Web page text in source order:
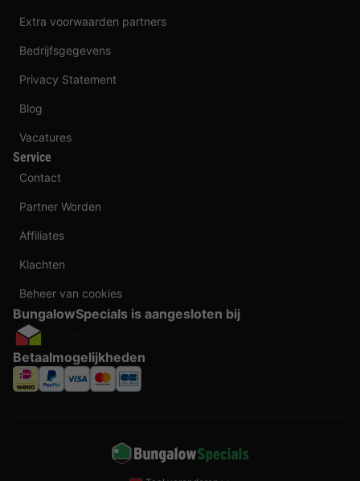
Extra voorwaarden partners
Bedrijfsgegevens
Privacy Statement
Blog
Vacatures
Service
Contact
Partner Worden
Affiliates
Klachten
Beheer van cookies
BungalowSpecials is aangesloten bij
Betaalmogelijkheden